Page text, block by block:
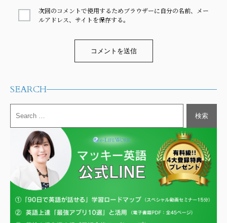
次回のコメントで使用するためブラウザーに自分の名前、メー
ルアドレス、サイトを保存する。
SEARCH